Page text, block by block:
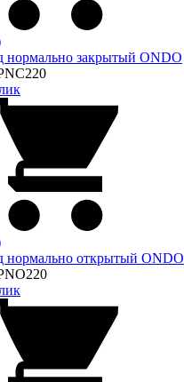
нормально закрытый ONDO
нормально открытый ONDO